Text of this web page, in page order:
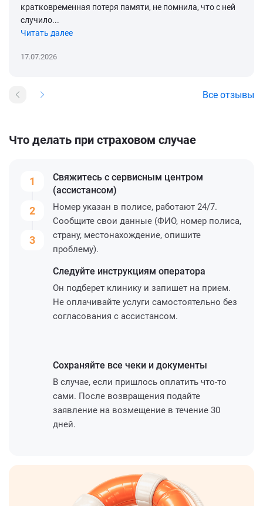
кратковременная потеря памяти, не помнила, что с ней
случило...
Читать далее
17.07.2026
Все отзывы
Что делать при страховом случае
1
2
3
Свяжитесь с сервисным центром
(ассистансом)
Номер указан в полисе, работают 24/7.
Сообщите свои данные (ФИО, номер полиса,
страну, местонахождение, опишите
проблему).
Следуйте инструкциям оператора
Он подберет клинику и запишет на прием.
Не оплачивайте услуги самостоятельно без
согласования с ассистансом.
Сохраняйте все чеки и документы
В случае, если пришлось оплатить что-то
сами. После возвращения подайте
заявление на возмещение в течение 30
дней.